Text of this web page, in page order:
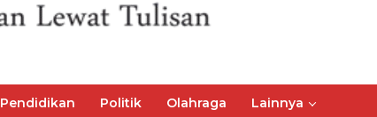
Pendidikan Politik Olahraga Lainnya